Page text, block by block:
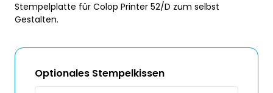
Stempelplatte für Colop Printer 52/D zum selbst
Gestalten.
Optionales Stempelkissen